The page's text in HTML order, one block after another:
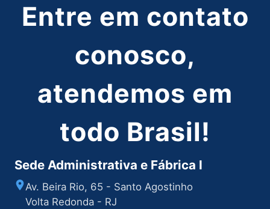
Entre em contato
conosco,
atendemos em
todo Brasil!
Sede Administrativa e Fábrica I
Av. Beira Rio, 65 - Santo Agostinho
Volta Redonda - RJ